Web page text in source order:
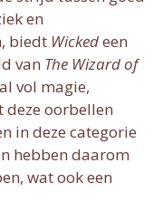
en
biedt Wickedeen
van The Wizard of
vol magie,
deze oorbellen
in deze categorie
hebben daarom
wat ook een